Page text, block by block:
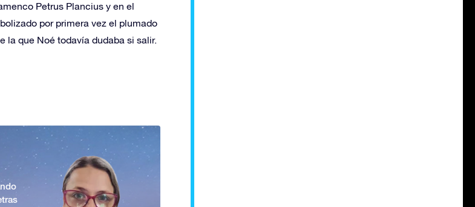
Petrus Plancius y en el
por primera vez el plumado
la que Noé todavía dudaba si salir.